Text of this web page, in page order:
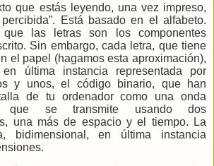
que estás leyendo, una vez impreso,
Está basado en el alfabeto.
que las letras son los componentes
Sin embargo, cada letra, que tiene
el papel (hagamos esta aproximación),
última instancia representada por
y unos, el código binario, que han
de tu ordenador como una onda
que se transmite usando dos
una más de espacio y el tiempo. La
bidimensional, en última instancia